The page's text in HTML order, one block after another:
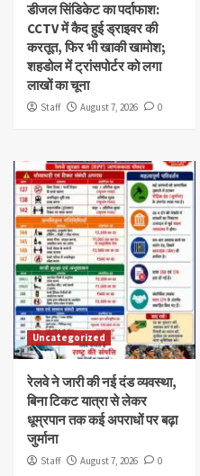
डीजल सिंडिकेट का पर्दाफाश:
CCTV में कैद हुई ड्राइवर की
करतूत, फिर भी खाकी खामोश;
शहडोल में ट्रांसपोर्टर को लगा
लाखों का चूना
Staff August 7, 2026 0
Uncategorized
रेलवे ने जारी की नई दंड व्यवस्था,
बिना टिकट यात्रा से लेकर
धूम्रपान तक कई अपराधों पर बढ़ा
जुर्माना
Staff August 7, 2026 0